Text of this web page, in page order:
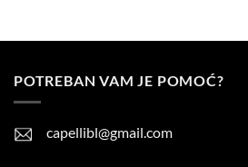
POTREBAN VAM JE POMOĆ?
capellibl@gmail.com